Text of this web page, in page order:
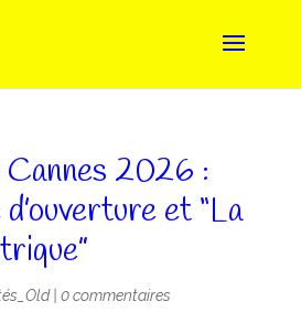
Cannes 2026 :
et “La
| 0 commentaires